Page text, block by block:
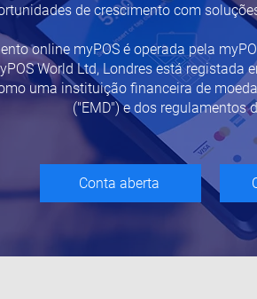
de crescimento com
online myPOS é operada pela
World Ltd, Londres está registada
uma instituição financeira de
("EMD") e dos regulamentos
Conta aberta